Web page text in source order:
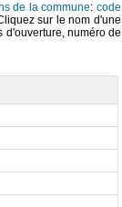
de la commune:code
sur le nom d'une
d'ouverture, numéro de